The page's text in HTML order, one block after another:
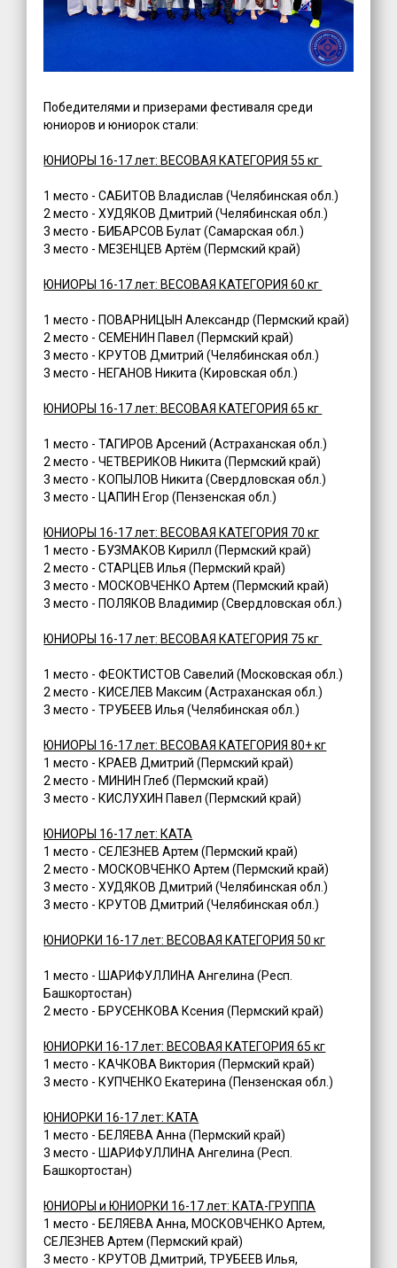
Победителями и призерами фестиваля среди
юниоров и юниорок стали:
ЮНИОРЫ 16-17 лет: ВЕСОВАЯ КАТЕГОРИЯ 55 кг
1 место - САБИТОВ Владислав (Челябинская обл.)
2 место - ХУДЯКОВ Дмитрий (Челябинская обл.)
3 место - БИБАРСОВ Булат (Самарская обл.)
3 место - МЕЗЕНЦЕВ Артём (Пермский край)
ЮНИОРЫ 16-17 лет: ВЕСОВАЯ КАТЕГОРИЯ 60 кг
1 место - ПОВАРНИЦЫН Александр (Пермский край)
2 место - СЕМЕНИН Павел (Пермский край)
3 место - КРУТОВ Дмитрий (Челябинская обл.)
3 место - НЕГАНОВ Никита (Кировская обл.)
ЮНИОРЫ 16-17 лет: ВЕСОВАЯ КАТЕГОРИЯ 65 кг
1 место - ТАГИРОВ Арсений (Астраханская обл.)
2 место - ЧЕТВЕРИКОВ Никита (Пермский край)
3 место - КОПЫЛОВ Никита (Свердловская обл.)
3 место - ЦАПИН Егор (Пензенская обл.)
ЮНИОРЫ 16-17 лет: ВЕСОВАЯ КАТЕГОРИЯ 70 кг
1 место - БУЗМАКОВ Кирилл (Пермский край)
2 место - СТАРЦЕВ Илья (Пермский край)
3 место - МОСКОВЧЕНКО Артем (Пермский край)
3 место - ПОЛЯКОВ Владимир (Свердловская обл.)
ЮНИОРЫ 16-17 лет: ВЕСОВАЯ КАТЕГОРИЯ 75 кг
1 место - ФЕОКТИСТОВ Савелий (Московская обл.)
2 место - КИСЕЛЕВ Максим (Астраханская обл.)
3 место - ТРУБЕЕВ Илья (Челябинская обл.)
ЮНИОРЫ 16-17 лет: ВЕСОВАЯ КАТЕГОРИЯ 80+ кг
1 место - КРАЕВ Дмитрий (Пермский край)
2 место - МИНИН Глеб (Пермский край)
3 место - КИСЛУХИН Павел (Пермский край)
ЮНИОРЫ 16-17 лет: КАТА
1 место - СЕЛЕЗНЕВ Артем (Пермский край)
2 место - МОСКОВЧЕНКО Артем (Пермский край)
3 место - ХУДЯКОВ Дмитрий (Челябинская обл.)
3 место - КРУТОВ Дмитрий (Челябинская обл.)
ЮНИОРКИ 16-17 лет: ВЕСОВАЯ КАТЕГОРИЯ 50 кг
1 место - ШАРИФУЛЛИНА Ангелина (Респ.
Башкортостан)
2 место - БРУСЕНКОВА Ксения (Пермский край)
ЮНИОРКИ 16-17 лет: ВЕСОВАЯ КАТЕГОРИЯ 65 кг
1 место - КАЧКОВА Виктория (Пермский край)
3 место - КУПЧЕНКО Екатерина (Пензенская обл.)
ЮНИОРКИ 16-17 лет: КАТА
1 место - БЕЛЯЕВА Анна (Пермский край)
3 место - ШАРИФУЛЛИНА Ангелина (Респ.
Башкортостан)
ЮНИОРЫ и ЮНИОРКИ 16-17 лет: КАТА-ГРУППА
1 место - БЕЛЯЕВА Анна, МОСКОВЧЕНКО Артем,
СЕЛЕЗНЕВ Артем (Пермский край)
3 место - КРУТОВ Дмитрий, ТРУБЕЕВ Илья,